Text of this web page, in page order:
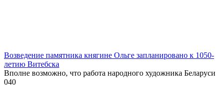
Возведение памятника княгине Ольге запланировано к 1050-
летию Витебска
Вполне возможно, что работа народного художника Беларуси
040